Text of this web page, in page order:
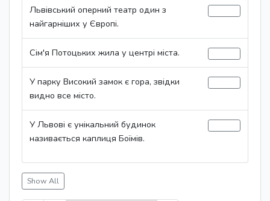
Львівський оперний театр один з
найгарніших у Європі.
Сім'я Потоцьких жила у центрі міста.
У парку Високий замок є гора, звідки
видно все місто.
У Львові є унікальний будинок
називається каплиця Боїмів.
Show All